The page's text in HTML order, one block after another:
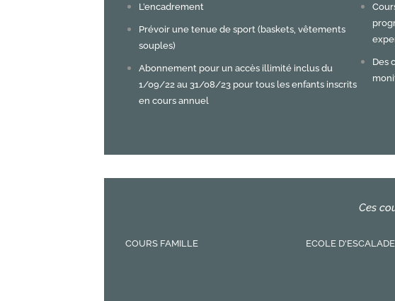
L’encadrement
Prévoir une tenue de sport (baskets, vêtements
souples)
Abonnement pour un accès illimité inclus du
1/09/22 au 31/08/23 pour tous les enfants inscrits
en cours annuel
Des
Ces
COURS FAMILLE ECOLE D'ESCALADE